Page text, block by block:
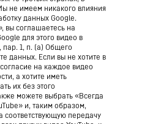
не имеем никакого влияния
данных Google.
соглашаетесь на
для этого видео в
пар. 1, п. (а) Общего
данных. Если вы не хотите в
на каждое видео
а хотите иметь
их без этого
можете выбрать «Всегда
и, таким образом,
соответствующую передачу